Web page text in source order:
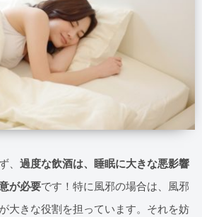
、 過度な飲酒は、睡眠に大きな悪影響
が必要です！特に風邪の場合は、風邪
大きな役割を担っています。それを妨